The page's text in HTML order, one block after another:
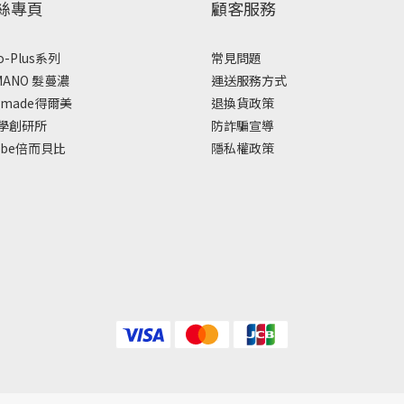
專頁
Plus系列
髮蔓濃
得爾美
創研所
倍而貝比
顧客服務
常見問題
運送服務方式
退換貨政策
防詐騙宣導
隱私權政策